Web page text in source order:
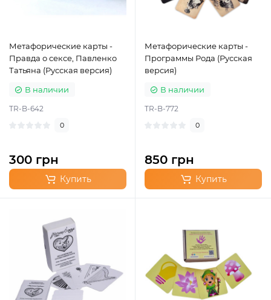
Метафорические карты -
Правда о сексе, Павленко
Татьяна (Русская версия)
В наличии
TR-B-642
0
300 грн
Купить
Метафорические карты -
Программы Рода (Русская
версия)
В наличии
TR-B-772
0
850 грн
Купить